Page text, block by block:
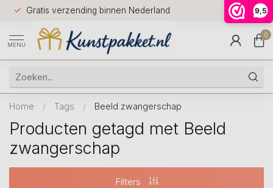
9,5
Gratis verzending binnen Nederland
Voor
huis
9.5
MENU
0
Home / Tags / Beeld zwangerschap
Producten getagd met Beeld
zwangerschap
Filters